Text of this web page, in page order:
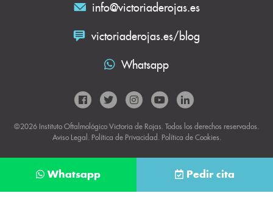
info@victoriaderojas.es
victoriaderojas.es/blog
Whatsapp
©2026 Instituto Oftalmológico Victoria de Rojas. Todos los derechos reservados.
Aviso Legal . Política de Privacidad . Política de Cookies.
Whatsapp Pedir cita